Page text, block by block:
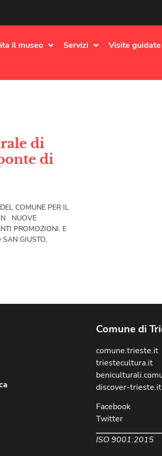
il museo Servizi Visite
di
di
COMUNE PER IL
NUOVE
PROMOZIONI. E
SAN GIUSTO,
Comune di
comune.trieste.it
triestecultura.it
discover-trieste.it
Facebook
Twitter
ISO 9001:2015